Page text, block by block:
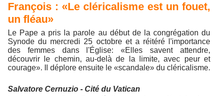
François : «Le cléricalisme est un fouet,
un fléau»
Le Pape a pris la parole au début de la congrégation du
Synode du mercredi 25 octobre et a réitéré l'importance
des femmes dans l'Église: «Elles savent attendre,
découvrir le chemin, au-delà de la limite, avec peur et
courage». Il déplore ensuite le «scandale» du cléricalisme.
Salvatore Cernuzio - Cité du Vatican